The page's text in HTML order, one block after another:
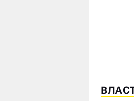
images
images